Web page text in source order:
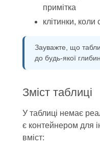
примітка
клітинки, коли
Зауважте, що
до будь-якої
Зміст таблиці
У таблиці немає
є контейнером для
вміст: